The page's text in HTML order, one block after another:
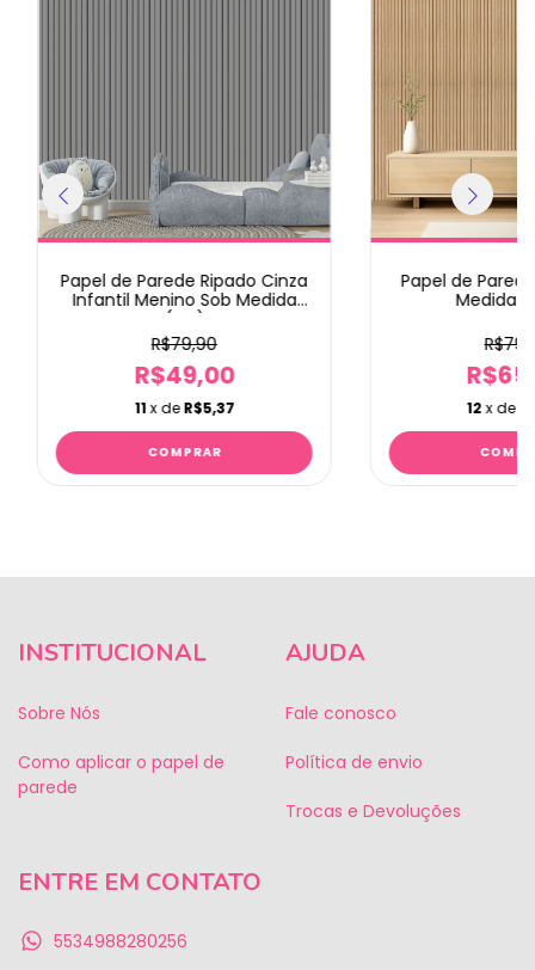
Papel de Parede Ripado Cinza
Infantil Menino Sob Medida
(m²)
R$79,90
R$49,00
11x deR$5,37
Papel de
Medida
12 x de
INSTITUCIONAL
Sobre Nós
Como aplicar o papel de
parede
AJUDA
Fale conosco
Política de envio
Trocas e Devoluções
ENTRE EM CONTATO
5534988280256